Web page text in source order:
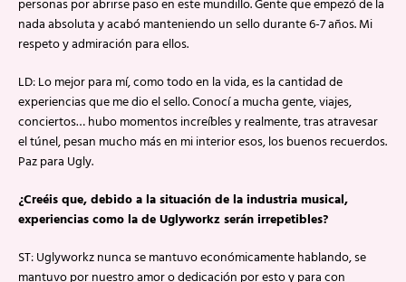
personas por abrirse paso en este mundillo. Gente que empezó de la
nada absoluta y acabó manteniendo un sello durante 6-7 años. Mi
respeto y admiración para ellos.
LD: Lo mejor para mí, como todo en la vida, es la cantidad de
experiencias que me dio el sello. Conocí a mucha gente, viajes,
conciertos… hubo momentos increíbles y realmente, tras atravesar
el túnel, pesan mucho más en mi interior esos, los buenos recuerdos.
Paz para Ugly.
¿Creéis que, debido a la situación de la industria musical,
experiencias como la de Uglyworkz serán irrepetibles?
ST: Uglyworkz nunca se mantuvo económicamente hablando, se